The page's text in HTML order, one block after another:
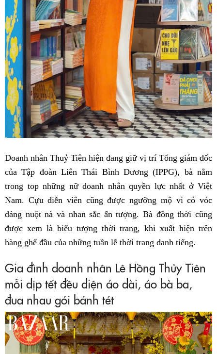
Doanh nhân Thuỷ Tiên hiện đang giữ vị trí Tổng giám đốc
của Tập đoàn Liên Thái Bình Dương (IPPG), bà nằm
trong top những nữ doanh nhân quyền lực nhất ở Việt
Nam. Cựu diễn viên cũng được ngưỡng mộ vì có vóc
dáng nuột nà và nhan sắc ấn tượng. Bà đồng thời cũng
được xem là biểu tượng thời trang, khi xuất hiện trên
hàng ghế đầu của những tuần lễ thời trang danh tiếng.
Gia đình doanh nhân Lê Hồng Thủy Tiên
mỗi dịp tết đều diện áo dài, áo bà ba,
đua nhau gói bánh tét